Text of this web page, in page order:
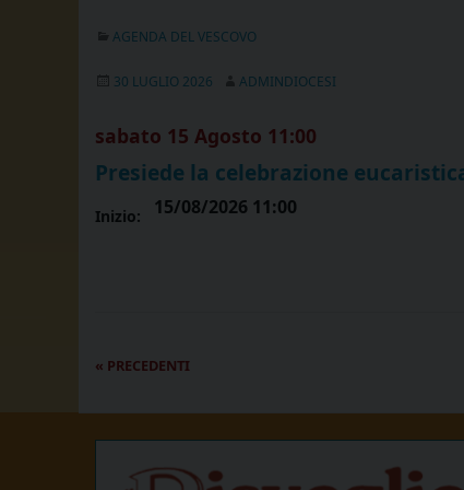
AGENDA DEL VESCOVO
30 LUGLIO 2026 ADMINDIOCESI
sabato 15 Agosto 11:00
Presiede la celebrazione
Inizio: 15/08/2026 11:00
P
o
« PRECEDENTI